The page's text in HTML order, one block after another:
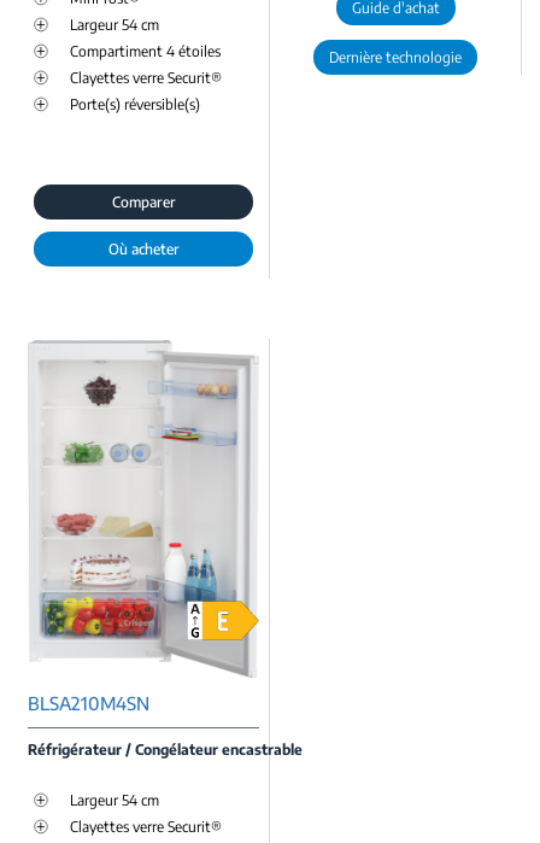
Largeur 54 cm
Compartiment 4 étoiles
Clayettes verre Securit®
Porte(s) réversible(s)
Comparer
Où acheter
Guide d'achat
Dernière technologie
BLSA210M4SN
Réfrigérateur / Congélateur encastrable
Largeur 54 cm
Clayettes verre Securit®